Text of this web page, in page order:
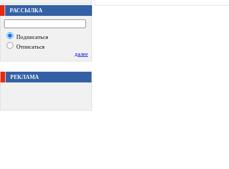
РАССЫЛКА
Подписаться
Отписаться
далее
РЕКЛАМА